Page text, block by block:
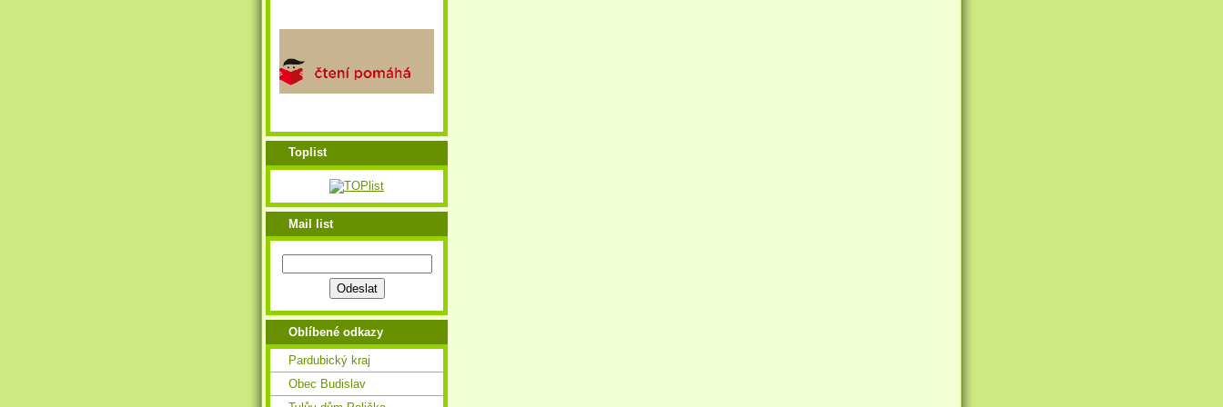
Toplist
Mail list
Oblíbené odkazy
Pardubický kraj
Obec Budislav